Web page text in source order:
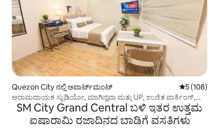
Quezon City ನಲ್ಲಿ ಅಪಾರ್ಟ್‌ಮಂಟ್ 5 ರಲ್ಲಿ 5
5 (108)
ಆರಾಮದಾಯಕ ಸ್ಟುಡಿಯೋ, ಮಾಗಿನ್ಹವಾ ಮತ್ತು UP, ಉಚಿತ ಪಾರ್ಕಿಂಗ್,
ವೈಫೈ
SM City Grand Central ಬಳಿ ಇತರ ಉತ್ತಮ
ಐಷಾರಾಮಿ ರಜಾದಿನದ ಬಾಡಿಗೆ ವಸತಿಗಳು